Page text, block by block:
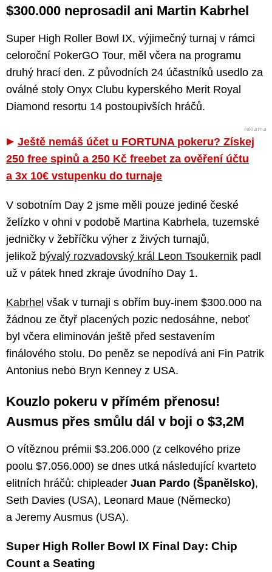
$300.000 neprosadil ani Martin Kabrhel
Super High Roller Bowl IX, výjimečný turnaj v rámci
celoroční PokerGO Tour, měl včera na programu
druhý hrací den. Z původních 24 účastníků usedlo za
oválné stoly Onyx Clubu kyperského Merit Royal
Diamond resortu 14 postoupivších hráčů.
Ještě nemáš účet u FORTUNA pokeru? Získej
250 free spinů a 250 Kč freebet za ověření účtu
a 3x 10€ vstupenku do turnaje
V sobotním Day 2 jsme měli pouze jediné české
želízko v ohni v podobě Martina Kabrhela, tuzemské
jedničky v žebříčku výher z živých turnajů,
jelikož bývalý rozvadovský král Leon Tsoukernik padl
už v pátek hned zkraje úvodního Day 1.
Kabrhel však v turnaji s obřím buy-inem $300.000 na
žádnou ze čtyř placených pozic nedosáhne, neboť
byl včera eliminován ještě před sestavením
finálového stolu. Do peněz se nepodívá ani Fin Patrik
Antonius nebo Bryn Kenney z USA.
Kouzlo pokeru v přímém přenosu!
Ausmus přes smůlu dál v boji o $3,2M
O vítěznou prémii $3.206.000 (z celkového prize
poolu $7.056.000) se dnes utká následující kvarteto
elitních hráčů: chipleader Juan Pardo (Španělsko),
Seth Davies (USA), Leonard Maue (Německo)
a Jeremy Ausmus (USA).
Super High Roller Bowl IX Final Day: Chip
Count a Seating